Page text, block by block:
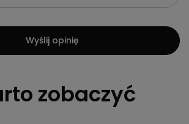
Wyślij opinię
zobaczyć